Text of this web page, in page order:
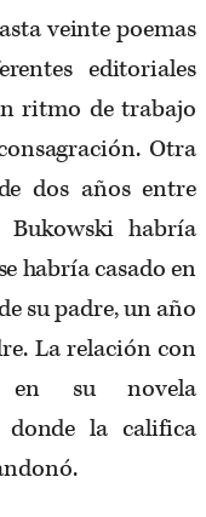
veinte poemas
editoriales
ritmo de trabajo
Otra
dos años entre
Bukowski habría
habría casado en
su padre, un año
La relación con
en su novela
donde la califica